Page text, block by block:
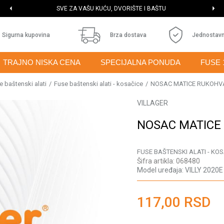
SVE ZA VAŠU KUĆU, DVORIŠTE I BAŠTU
Sigurna kupovina Brza dostava
TRAJNO NISKA CENA SPECIJALNA PONUDA FUSE
baštenski alati Fuse baštenski alati - kosačice NOSAC MATICE
VILLAGER
NOSAC
FUSE BAŠTENSKI ALATI -
Šifra artikla: 068480
Model uređaja: VILLY 2020E
117,00 RSD